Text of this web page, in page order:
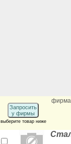
Запросить
у фирмы
выберите товар ниже
фирма